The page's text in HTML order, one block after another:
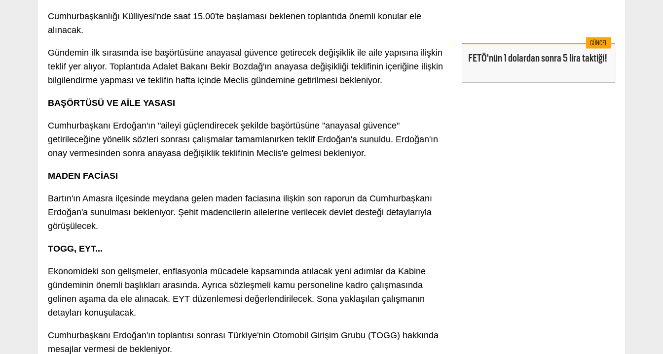
Cumhurbaşkanlığı Külliyesi'nde saat 15.00'te başlaması beklenen toplantıda önemli konular ele
alınacak.
Gündemin ilk sırasında ise başörtüsüne anayasal güvence getirecek değişiklik ile aile yapısına ilişkin
teklif yer alıyor. Toplantıda Adalet Bakanı Bekir Bozdağ'ın anayasa değişikliği teklifinin içeriğine ilişkin
bilgilendirme yapması ve teklifin hafta içinde Meclis gündemine getirilmesi bekleniyor.
BAŞÖRTÜSÜ VE AİLE YASASI
Cumhurbaşkanı Erdoğan'ın "aileyi güçlendirecek şekilde başörtüsüne "anayasal güvence"
getirileceğine yönelik sözleri sonrası çalışmalar tamamlanırken teklif Erdoğan'a sunuldu. Erdoğan'ın
onay vermesinden sonra anayasa değişiklik teklifinin Meclis'e gelmesi bekleniyor.
MADEN FACİASI
Bartın'ın Amasra ilçesinde meydana gelen maden faciasına ilişkin son raporun da Cumhurbaşkanı
Erdoğan'a sunulması bekleniyor. Şehit madencilerin ailelerine verilecek devlet desteği detaylarıyla
görüşülecek.
TOGG, EYT...
Ekonomideki son gelişmeler, enflasyonla mücadele kapsamında atılacak yeni adımlar da Kabine
gündeminin önemli başlıkları arasında. Ayrıca sözleşmeli kamu personeline kadro çalışmasında
gelinen aşama da ele alınacak. EYT düzenlemesi değerlendirilecek. Sona yaklaşılan çalışmanın
detayları konuşulacak.
Cumhurbaşkanı Erdoğan'ın toplantısı sonrası Türkiye'nin Otomobil Girişim Grubu (TOGG) hakkında
mesajlar vermesi de bekleniyor.
GÜNCEL
FETÖ'nün 1 dolardan sonra 5 lira taktiği!